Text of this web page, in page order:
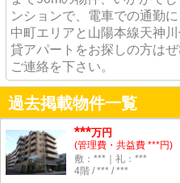
ンションで、電車での通勤
中町エリアと山陽本線天神
貸アパートをお探しの方は
ご連絡を下さい。
過去掲載物件一覧
***万円
(管理費・共益費 ***円)
敷：***｜礼：***
4階 / *** / ***